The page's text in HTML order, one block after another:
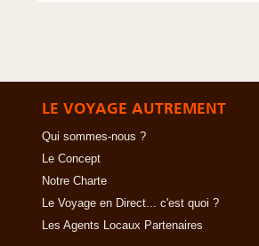
LE VOYAGE AUTREMENT
Qui sommes-nous ?
Le Concept
Notre Charte
Le Voyage en Direct... c'est quoi ?
Les Agents Locaux Partenaires